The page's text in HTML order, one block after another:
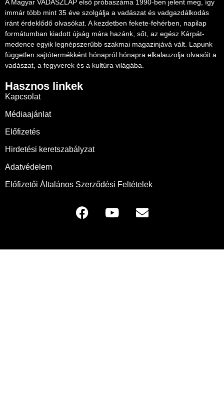
A Magyar VADÁSZLAP első próbaszáma 1990-ben jelent meg, így
immár több mint 35 éve szolgálja a vadászat és vadgazdálkodás
iránt érdeklődő olvasókat. A kezdetben fekete-fehérben, napilap
formátumban kiadott újság mára hazánk, sőt, az egész Kárpát-
medence egyik legnépszerűbb szakmai magazinjává vált. Lapunk
független sajtótermékként hónapról hónapra elkalauzolja olvasóit a
vadászat, a fegyverek és a kultúra világába.
Hasznos linkek
Kapcsolat
Médiaajánlat
Előfizetés
Hirdetési keretszabályzat
Adatvédelem
Előfizetői Általános Szerződési Feltételek